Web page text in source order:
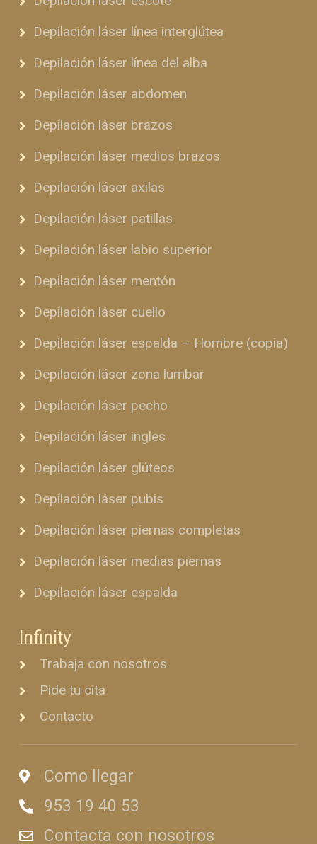
Como llegar
953 19 40 53
Contacta con nosotros
Depilación láser línea interglútea
Depilación láser línea del alba
Depilación láser abdomen
Depilación láser brazos
Depilación láser medios brazos
Depilación láser axilas
Depilación láser patillas
Depilación láser labio superior
Depilación láser mentón
Depilación láser cuello
Depilación láser espalda – Hombre (copia)
Depilación láser zona lumbar
Depilación láser pecho
Depilación láser ingles
Depilación láser glúteos
Depilación láser pubis
Depilación láser piernas completas
Depilación láser medias piernas
Depilación láser espalda
Infinity
Trabaja con nosotros
Pide tu cita
Contacto